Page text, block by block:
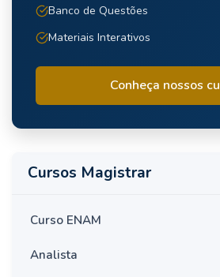
Banco de Questões
Materiais Interativos
Conheça nossos
Cursos Magistrar
Curso ENAM
Analista